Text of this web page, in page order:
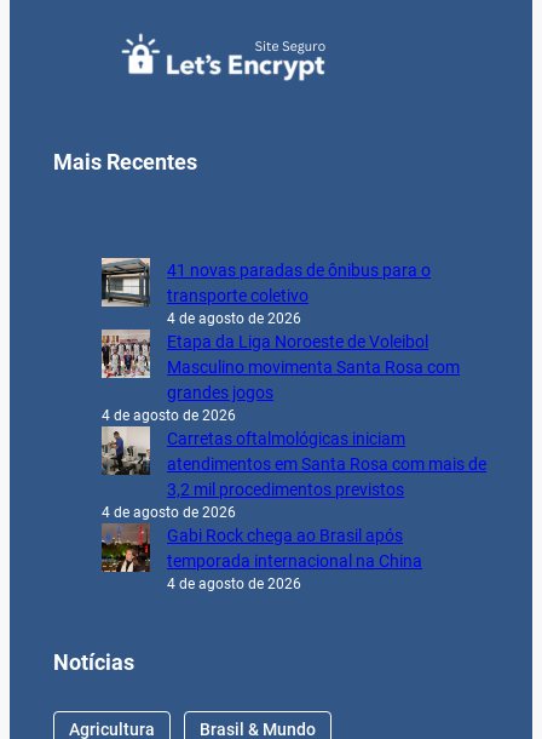
Mais Recentes
41 novas paradas de ônibus para o
transporte coletivo
4 de agosto de 2026
Etapa da Liga Noroeste de Voleibol
Masculino movimenta Santa Rosa com
grandes jogos
4 de agosto de 2026
Carretas oftalmológicas iniciam
atendimentos em Santa Rosa com mais de
3,2 mil procedimentos previstos
4 de agosto de 2026
Gabi Rock chega ao Brasil após
temporada internacional na China
4 de agosto de 2026
Notícias
Agricultura Brasil & Mundo